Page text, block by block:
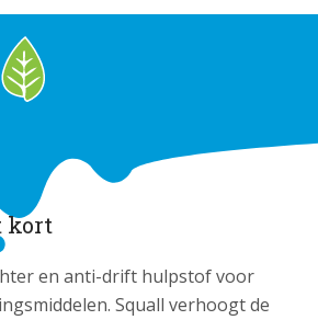
kort
en anti-drift hulpstof voor
Squall verhoogt de